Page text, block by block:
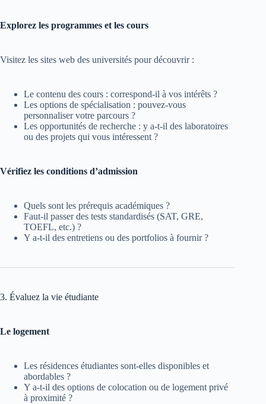
Explorez les programmes et les cours
Visitez les sites web des universités pour découvrir :
Le contenu des cours : correspond-il à vos intérêts ?
Les options de spécialisation : pouvez-vous
personnaliser votre parcours ?
Les opportunités de recherche : y a-t-il des laboratoires
ou des projets qui vous intéressent ?
Vérifiez les conditions d’admission
Quels sont les prérequis académiques ?
Faut-il passer des tests standardisés (SAT, GRE,
TOEFL, etc.) ?
Y a-t-il des entretiens ou des portfolios à fournir ?
3. Évaluez la vie étudiante
Le logement
Les résidences étudiantes sont-elles disponibles et
abordables ?
Y a-t-il des options de colocation ou de logement privé
à proximité ?